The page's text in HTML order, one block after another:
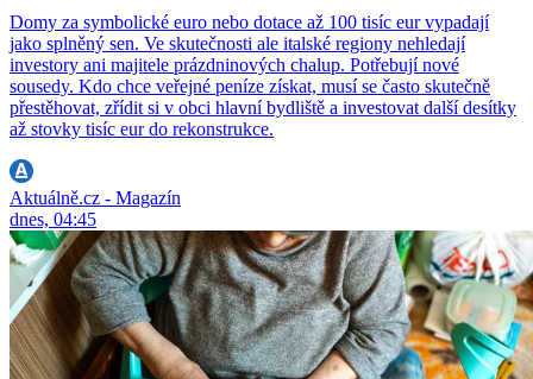
Domy za symbolické euro nebo dotace až 100 tisíc eur vypadají
jako splněný sen. Ve skutečnosti ale italské regiony nehledají
investory ani majitele prázdninových chalup. Potřebují nové
sousedy. Kdo chce veřejné peníze získat, musí se často skutečně
přestěhovat, zřídit si v obci hlavní bydliště a investovat další desítky
až stovky tisíc eur do rekonstrukce.
Aktuálně.cz - Magazín
dnes, 04:45